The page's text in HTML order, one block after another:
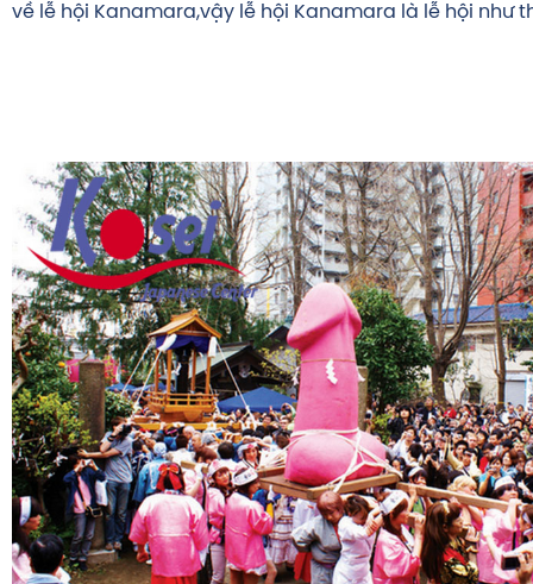
về lễ hội Kanamara,vậy lễ hội Kanamara là lễ hội như